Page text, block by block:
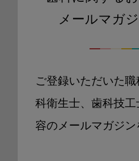
メールマガ
ご登録いただいた
科衛生士、歯科技
容のメールマガジン